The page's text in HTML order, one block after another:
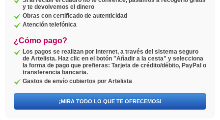
y te devolvemos el dinero
Obras con certificado de autenticidad
Atención telefónica
¿Cómo pago?
Los pagos se realizan por internet, a través del sistema seguro
de Artelista. Haz clic en el botón "Añadir a la cesta" y selecciona
la forma de pago que prefieras: Tarjeta de crédito/débito, PayPal o
transferencia bancaria.
Gastos de envío cubiertos por Artelista
¡MIRA TODO LO QUE TE OFRECEMOS!